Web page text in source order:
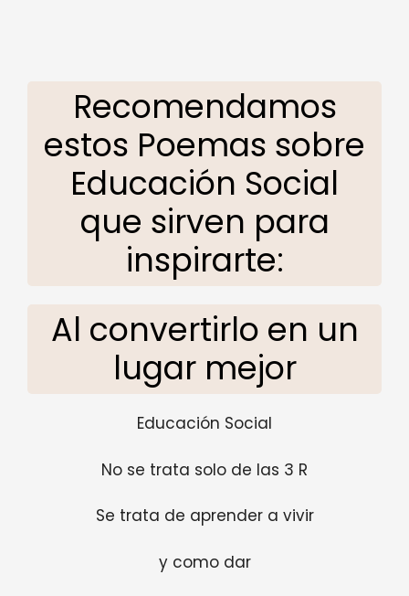
Recomendamos
estos Poemas sobre
Educación Social
que sirven para
inspirarte:
Al convertirlo en un
lugar mejor
Educación Social
No se trata solo de las 3 R
Se trata de aprender a vivir
y como dar